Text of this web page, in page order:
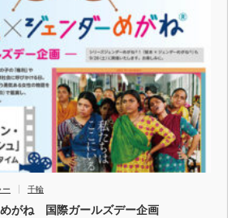
ー 千輪
がね 国際ガールズデー企画